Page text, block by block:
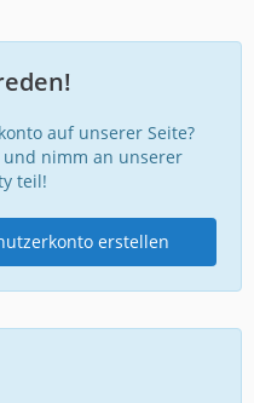
auf unserer Seite?
und nimm an unserer
teil!
erstellen